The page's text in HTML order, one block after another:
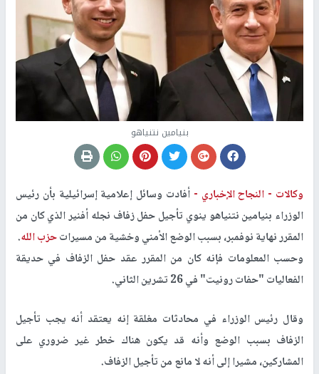
بنيامين نتنياهو
وكالات - النجاح الإخباري - أفادت وسائل إعلامية إسرائيلية بأن رئيس
الوزراء بنيامين نتنياهو ينوي تأجيل حفل زفاف نجله أفنير الذي كان من
المقرر نهاية نوفمبر، بسبب الوضع الأمني وخشية من مسيراتحزب الله.
وحسب المعلومات فإنه كان من المقرر عقد حفل الزفاف في حديقة
الفعاليات "حفات رونيت" في 26 تشرين الثاني.
وقال رئيس الوزراء في محادثات مغلقة إنه يعتقد أنه يجب تأجيل
الزفاف بسبب الوضع وأنه قد يكون هناك خطر غير ضروري على
المشاركين، مشيرا إلى أنه لا مانع من تأجيل الزفاف.